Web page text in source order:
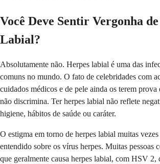
Você Deve Sentir Vergonha
Labial?
Absolutamente não. Herpes labial é uma das
comuns no mundo. O fato de celebridades com
cuidados médicos e de pele ainda os terem prova
não discrimina. Ter herpes labial não reflete
higiene, hábitos de saúde ou caráter.
O estigma em torno de herpes labial muitas
entendido sobre os vírus herpes. Muitas pessoas
que geralmente causa herpes labial, com HSV 2,